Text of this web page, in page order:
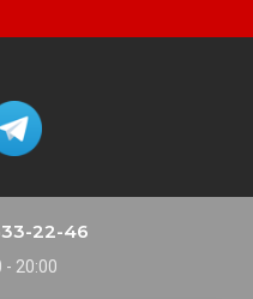
22-46
- 20:00